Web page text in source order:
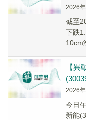
2026
截至
下跌
10cm
跌。
【
2026
今日
新能